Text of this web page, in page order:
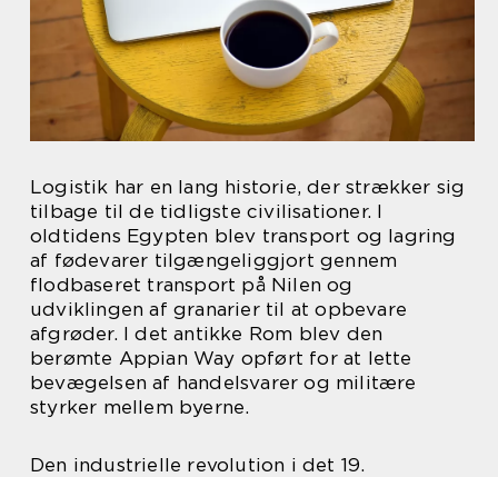
Logistik har en lang historie, der strækker sig
tilbage til de tidligste civilisationer. I
oldtidens Egypten blev transport og lagring
af fødevarer tilgængeliggjort gennem
flodbaseret transport på Nilen og
udviklingen af granarier til at opbevare
afgrøder. I det antikke Rom blev den
berømte Appian Way opført for at lette
bevægelsen af handelsvarer og militære
styrker mellem byerne.
Den industrielle revolution i det 19.